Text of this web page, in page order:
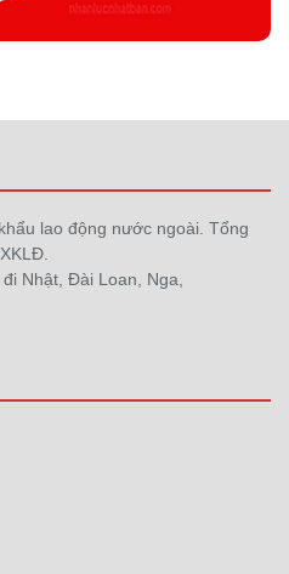
lao động nước ngoài. Tổng
Nhật, Đài Loan, Nga,